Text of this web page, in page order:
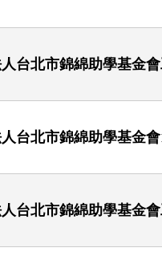
台北市錦綿助學基金
台北市錦綿助學基金
台北市錦綿助學基金